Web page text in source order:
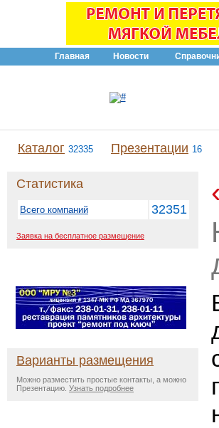
Главная Новости
Каталог 32335 Презентации 16
Статистика
Всего компаний 32351
Заявка на бесплатное размещение
Варианты размещения
Можно разместить простые контакты, а можно
Презентацию. Узнать подробнее